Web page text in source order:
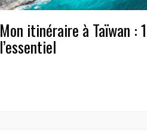
Mon itinéraire à Taïwan :
l’essentiel